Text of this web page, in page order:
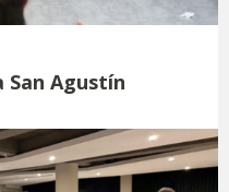
San Agustín